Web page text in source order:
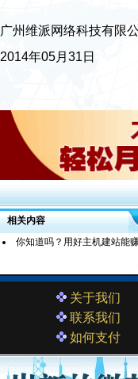
广州维派网络科技有限
2014年05月31日
相关内容
你知道吗？用好主机建站能
关于我们
联系我们
如何支付